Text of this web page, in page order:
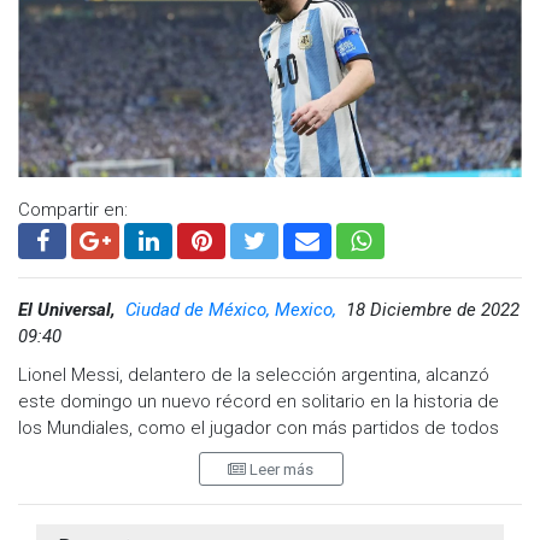
Tras el hecho, el presidente argentino, Alberto Fernández,
agradeció a su homólogo mexicano y le reiteró su amistad
por siempre.
Compartir en:
El Universal, Ciudad de México, Mexico,
18 Diciembre de 2022
09:40
Lionel Messi, delantero de la selección argentina, alcanzó
este domingo un nuevo récord en solitario en la historia de
los Mundiales, como el jugador con más partidos de todos
los tiempos en el torneo, con 26, al rebasar al alemán Lothar
Matthäus en la final de este domingo contra Francia en el
estadio de Lusail.
Leer más